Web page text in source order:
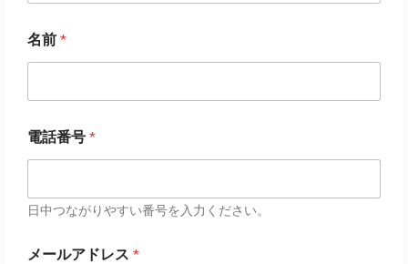
名前 *
電話番号 *
日中つながりやすい番号を入力ください。
メールアドレス *